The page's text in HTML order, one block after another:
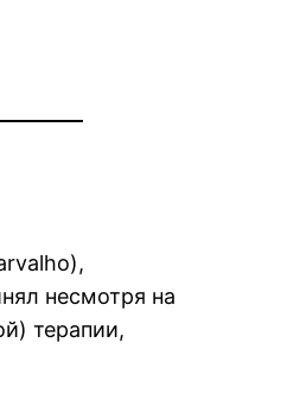
несмотря на
терапии,